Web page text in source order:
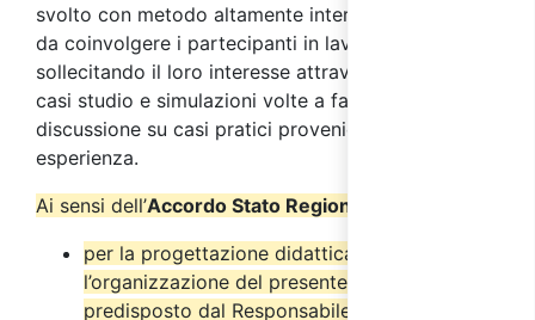
svolto con metodo altamente interattivo, in modo
da coinvolgere i partecipanti in lavori di gruppo
sollecitando il loro interesse attraverso l’analisi di
casi studio e simulazioni volte a favorire la
discussione su casi pratici provenienti dalla loro
esperienza.
Ai sensi dell’Accordo Stato Regioni del 17/4/2025
per la progettazione didattica e
l’organizzazione del presente corso è stato
predisposto dal Responsabile del Progetto